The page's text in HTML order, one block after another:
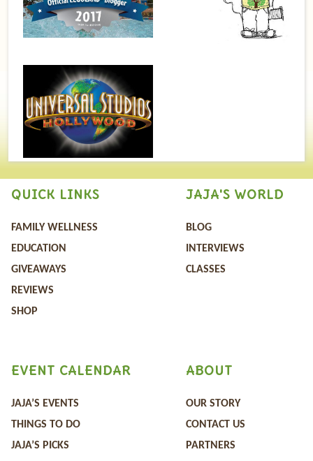
QUICK LINKS
FAMILY WELLNESS
EDUCATION
GIVEAWAYS
REVIEWS
SHOP
JAJA'S WORLD
BLOG
INTERVIEWS
CLASSES
ABOUT
OUR STORY
CONTACT US
PARTNERS
EVENT CALENDAR
JAJA’S EVENTS
THINGS TO DO
JAJA’S PICKS